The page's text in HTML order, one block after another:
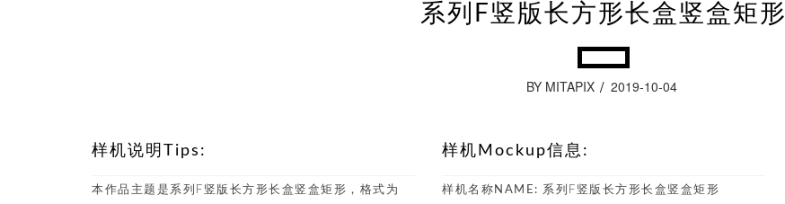
系列F竖版长方形长盒竖盒矩形
BY MITAPIX 2019-10-04
样机说明Tips:
本作品主题是系列F竖版长方形长盒竖盒矩形，格式为
样机Mockup信息:
样机名称NAME: 系列F竖版长方形长盒竖盒矩形